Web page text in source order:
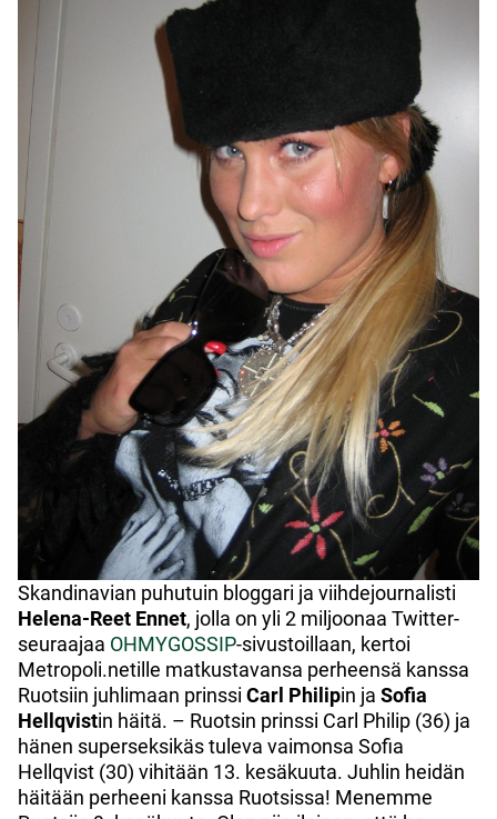
Skandinavian puhutuin bloggari ja viihdejournalisti
Helena-Reet Ennet, jolla on yli 2 miljoonaa Twitter-
seuraajaa OHMYGOSSIP-sivustoillaan, kertoi
Metropoli.netille matkustavansa perheensä kanssa
Ruotsiin juhlimaan prinssi Carl Philipin ja Sofia
Hellqvistin häitä. – Ruotsin prinssi Carl Philip (36) ja
hänen superseksikäs tuleva vaimonsa Sofia
Hellqvist (30) vihitään 13. kesäkuuta. Juhlin heidän
häitään perheeni kanssa Ruotsissa! Menemme